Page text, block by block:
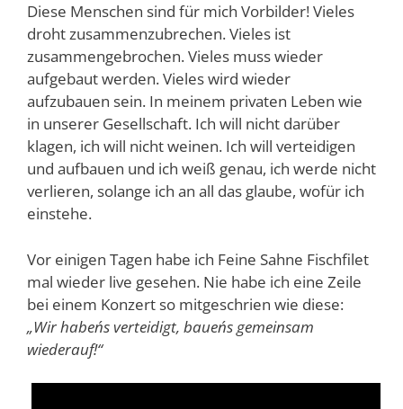
Diese Menschen sind für mich Vorbilder! Vieles
droht zusammenzubrechen. Vieles ist
zusammengebrochen. Vieles muss wieder
aufgebaut werden. Vieles wird wieder
aufzubauen sein. In meinem privaten Leben wie
in unserer Gesellschaft. Ich will nicht darüber
klagen, ich will nicht weinen. Ich will verteidigen
und aufbauen und ich weiß genau, ich werde nicht
verlieren, solange ich an all das glaube, wofür ich
einstehe.
Vor einigen Tagen habe ich Feine Sahne Fischfilet
mal wieder live gesehen. Nie habe ich eine Zeile
bei einem Konzert so mitgeschrien wie diese:
„Wir haben´s verteidigt, bauen´s gemeinsam
wiederauf!“